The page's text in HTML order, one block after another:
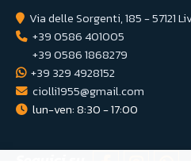
Via delle Sorgenti, 185 - 57121
+39 0586 401005
+39 0586 1868279
+39 329 4928152
ciolli1955@gmail.com
lun-ven: 8:30 - 17:00